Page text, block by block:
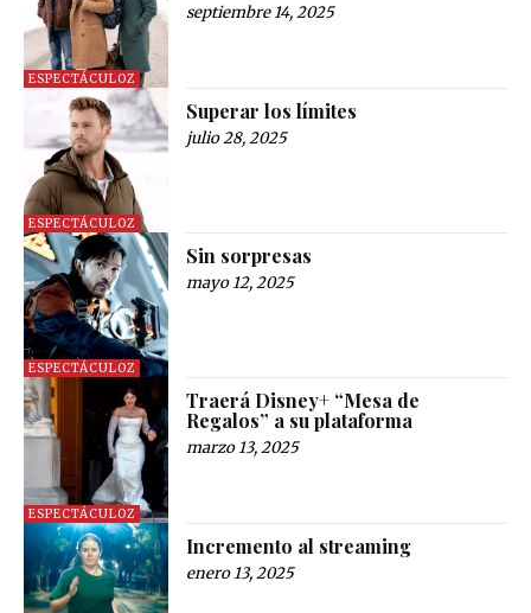
ESPECTÁCULOZ
septiembre 14, 2025
ESPECTÁCULOZ
Superar los límites
julio 28, 2025
ESPECTÁCULOZ
Sin sorpresas
mayo 12, 2025
ESPECTÁCULOZ
Traerá Disney+ “Mesa de
Regalos” a su plataforma
marzo 13, 2025
Incremento al streaming
enero 13, 2025